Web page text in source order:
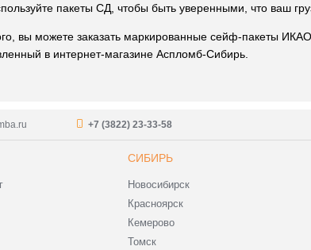
пакеты СД, чтобы быть уверенными, что ваш
вы можете заказать маркированные сейф-пакеты
в интернет-магазине Аспломб-Сибирь.
+7 (3822) 23-33-58
СИБИРЬ
Новосибирск
Красноярск
Кемерово
Томск